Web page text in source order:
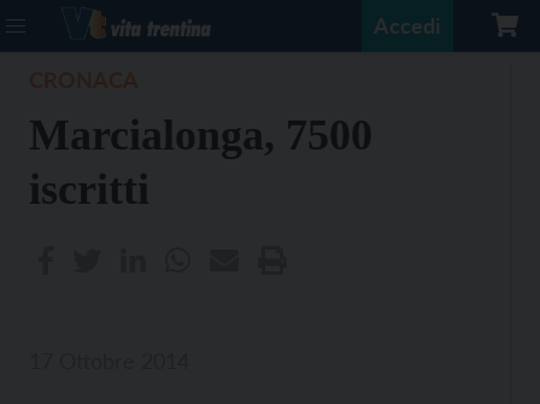
Accedi
Marcialonga, 7500
iscritti